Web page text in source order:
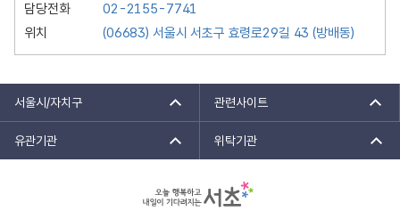
담당전화
02-2155-7741
위치
(06683) 서울시 서초구 효령로29길 43 (방배동)
서울시/자치구 관련사이트
유관기관 위탁기관